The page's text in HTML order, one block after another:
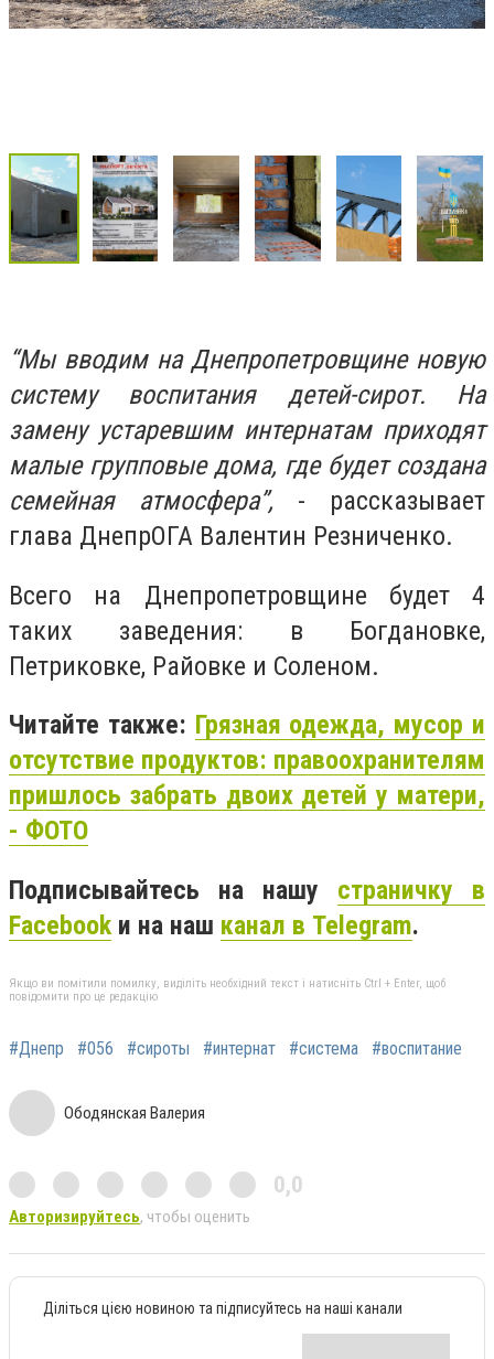
“Мы вводим на Днепропетровщине новую
систему воспитания детей-сирот. На
замену устаревшим интернатам приходят
малые групповые дома, где будет создана
семейная атмосфера”, - рассказывает
глава ДнепрОГА Валентин Резниченко.
Всего на Днепропетровщине будет 4
таких заведения: в Богдановке,
Петриковке, Райовке и Соленом.
Читайте также: Грязная одежда, мусор и
отсутствие продуктов: правоохранителям
пришлось забрать двоих детей у матери,
- ФОТО
Подписывайтесь на нашу страничку в
Facebook и на наш канал в Telegram.
Якщо ви помітили помилку, виділіть необхідний текст і натисніть Ctrl + Enter, щоб
повідомити про це редакцію
#Днепр #056 #сироты #интернат #система #воспитание
Ободянская Валерия
0,0
Авторизируйтесь, чтобы оценить
Діліться цією новиною та підписуйтесь на наші канали